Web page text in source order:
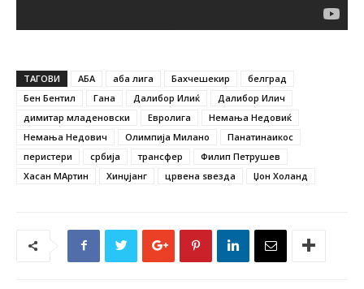
ТАГОВИ АБА аба лига Бахчешекир
белград
Бен Бентил
Гана Далибор Илиќ
Далибор Илич
димитар младеновски
Евролига
Немања Недовиќ
Немања Недович
Олимпија Милано
Панатинаикос
перистери
србија трансфер
Филип Петрушев
Хасан МАртин
Хинџјанг црвена ѕвезда Џон Холанд